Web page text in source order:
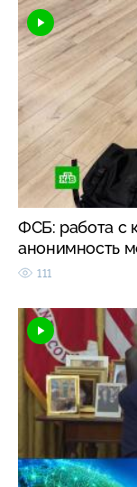
ФСБ: работа с
анонимность
111